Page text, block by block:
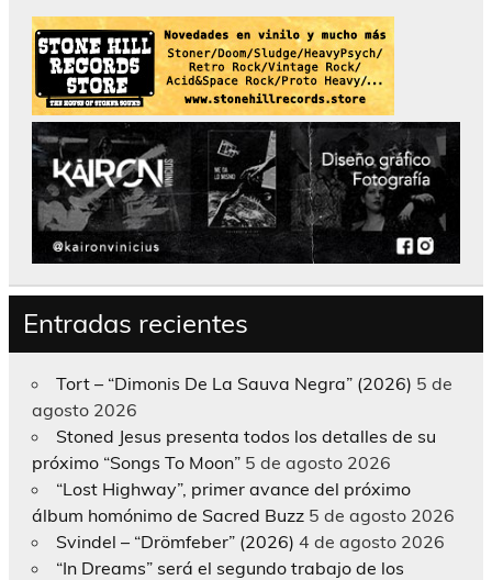
Entradas recientes
Tort – “Dimonis De La Sauva Negra” (2026) 5 de
agosto 2026
Stoned Jesus presenta todos los detalles de su
próximo “Songs To Moon” 5 de agosto 2026
“Lost Highway”, primer avance del próximo
álbum homónimo de Sacred Buzz 5 de agosto 2026
Svindel – “Drömfeber” (2026) 4 de agosto 2026
“In Dreams” será el segundo trabajo de los